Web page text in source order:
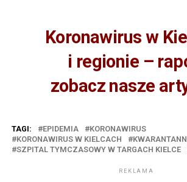
Koronawirus w
i regionie –
zobacz nasze
TAGI: EPIDEMIA
KORONAWIRUS
KORONAWIRUS W KIELCACH
SZPITAL TYMCZASOWY W TARGACH KIELCE
REKLAMA